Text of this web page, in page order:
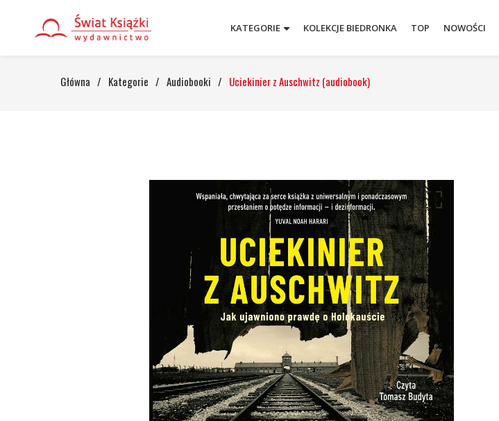
KATEGORIE KOLEKCJE BIEDRONKA TOP NOWOŚCI
Główna / Kategorie / Audiobooki / Uciekinier z Auschwitz (audiobook)